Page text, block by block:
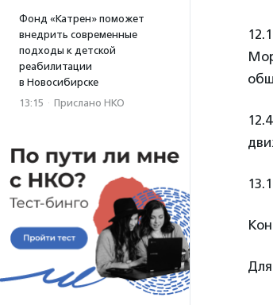
Фонд «Катрен» поможет
внедрить современные
подходы к детской
реабилитации
в Новосибирске
13:15 · Прислано НКО